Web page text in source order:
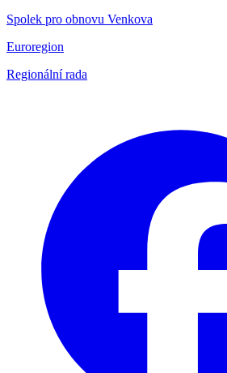
Spolek pro obnovu Venkova
Euroregion
Regionální rada